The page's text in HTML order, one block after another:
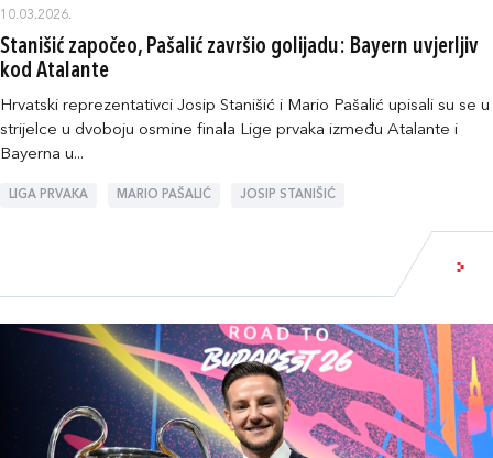
10.03.2026.
Stanišić započeo, Pašalić završio golijadu: Bayern uvjerljiv
kod Atalante
Hrvatski reprezentativci Josip Stanišić i Mario Pašalić upisali su se u
strijelce u dvoboju osmine finala Lige prvaka između Atalante i
Bayerna u...
LIGA PRVAKA MARIO PAŠALIĆ JOSIP STANIŠIĆ